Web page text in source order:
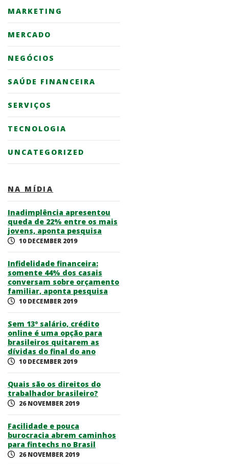
MARKETING
MERCADO
NEGÓCIOS
SAÚDE FINANCEIRA
SERVIÇOS
TECNOLOGIA
UNCATEGORIZED
NA MÍDIA
Inadimplência apresentou
queda de 22% entre os mais
jovens, aponta pesquisa
10 DECEMBER 2019
Infidelidade financeira:
somente 44% dos casais
conversam sobre orçamento
familiar, aponta pesquisa
10 DECEMBER 2019
Sem 13º salário, crédito
online é uma opção para
brasileiros quitarem as
dívidas do final do ano
10 DECEMBER 2019
Quais são os direitos do
trabalhador brasileiro?
26 NOVEMBER 2019
Facilidade e pouca
burocracia abrem caminhos
para fintechs no Brasil
26 NOVEMBER 2019